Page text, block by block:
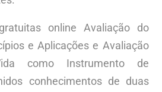
online Avaliação do
e Aplicações e Avaliação
como Instrumento de
conhecimentos de duas